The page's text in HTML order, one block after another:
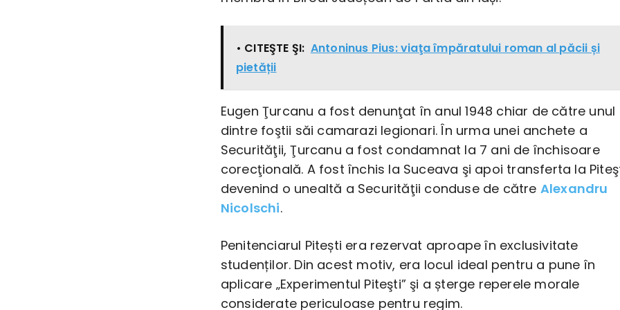
• CITEŞTE ŞI: Antoninus Pius: viaţa împăratului roman al păcii și
pietății
Eugen Ţurcanu a fost denunţat în anul 1948 chiar de către unul
dintre foştii săi camarazi legionari. În urma unei anchete a
Securităţii, Ţurcanu a fost condamnat la 7 ani de închisoare
corecţională. A fost închis la Suceava şi apoi transferta la
devenind o unealtă a Securităţii conduse de către Alexandru
Nicolschi.
Penitenciarul Pitești era rezervat aproape în exclusivitate
studenților. Din acest motiv, era locul ideal pentru a pune în
aplicare „Experimentul Piteşti” şi a șterge reperele morale
considerate periculoase pentru regim.